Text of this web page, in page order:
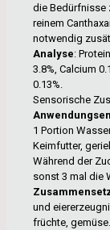
die Bedürfnisse
reinem
notwendig
Analyse:
3.8%, Calcium
0.13%.
Sensorische
1 Portion
Keimfutter,
Während der
sonst 3 mal die
und
früchte, gemüse.